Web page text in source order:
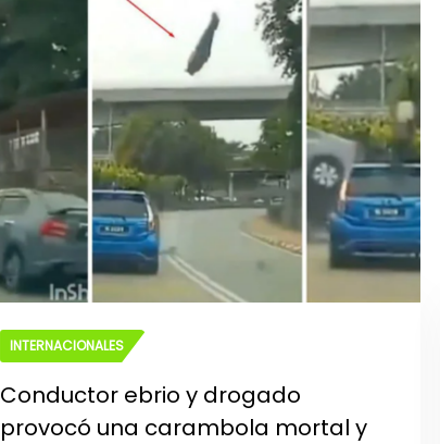
INTERNACIONALES
Conductor ebrio y drogado
provocó una carambola mortal y